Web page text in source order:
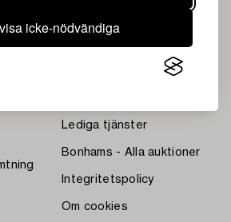
icke-nödvändiga
Bukipedia
Lediga tjänster
Bonhams - Alla auktioner
Integritetspolicy
Om cookies